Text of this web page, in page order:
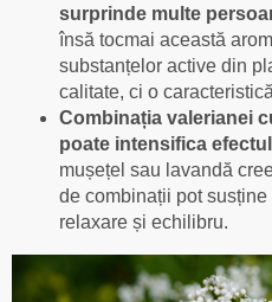
surprinde multe
însă tocmai această
substanțelor active din
calitate, ci o
Combinația valerianei
poate intensifica
mușețel sau lavandă
de combinații pot
relaxare și echilibru.